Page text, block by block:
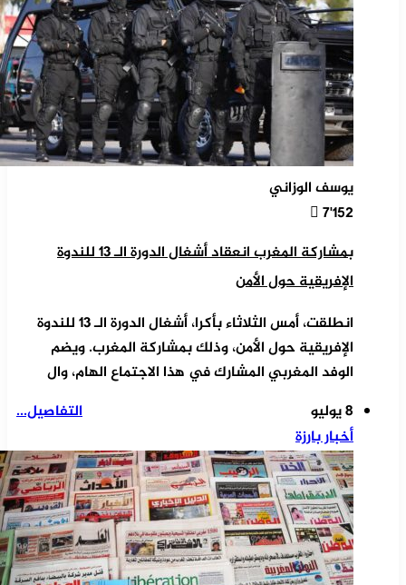
يوسف الوزاني
7٬152
بمشاركة المغرب انعقاد أشغال الدورة الـ 13 للندوة
الإفريقية حول الأمن
انطلقت، أمس الثلاثاء بأكرا، أشغال الدورة الـ 13 للندوة
الإفريقية حول الأمن، وذلك بمشاركة المغرب. ويضم
الوفد المغربي المشارك في هذا الاجتماع الهام، وال
التفاصيل...
8 يوليو
أخبار بارزة